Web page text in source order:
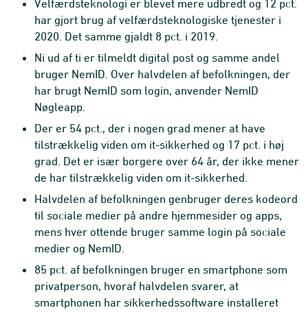
Velfærdsteknologi er blevet mere udbredt og 12 pct.
har gjort brug af velfærdsteknologiske tjenester i
2020. Det samme gjaldt 8 pct. i 2019.
Ni ud af ti er tilmeldt digital post og samme andel
bruger NemID. Over halvdelen af befolkningen, der
har brugt NemID som login, anvender NemID
Nøgleapp.
Der er 54 pct., der i nogen grad mener at have
tilstrækkelig viden om it-sikkerhed og 17 pct. i høj
grad. Det er især borgere over 64 år, der ikke mener
de har tilstrækkelig viden om it-sikkerhed.
Halvdelen af befolkningen genbruger deres kodeord
til sociale medier på andre hjemmesider og apps,
mens hver ottende bruger samme login på sociale
medier og NemID.
85 pct. af befolkningen bruger en smartphone som
privatperson, hvoraf halvdelen svarer, at
smartphonen har sikkerhedssoftware installeret